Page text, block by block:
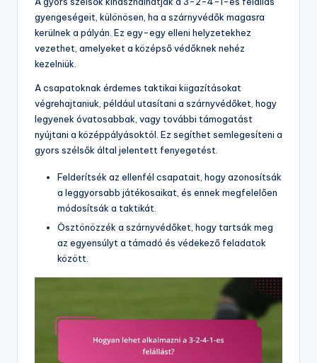
gyengeségeit, különösen, ha a szárnyvédők magasra
kerülnek a pályán. Ez egy-egy elleni helyzetekhez
vezethet, amelyeket a középső védőknek nehéz
kezelniük.
A csapatoknak érdemes taktikai kiigazításokat
végrehajtaniuk, például utasítani a szárnyvédőket, hogy
legyenek óvatosabbak, vagy további támogatást
nyújtani a középpályásoktól. Ez segíthet semlegesíteni a
gyors szélsők által jelentett fenyegetést.
Felderítsék az ellenfél csapatait, hogy azonosítsák
a leggyorsabb játékosaikat, és ennek megfelelően
módosítsák a taktikát.
Ösztönözzék a szárnyvédőket, hogy tartsák meg
az egyensúlyt a támadó és védekező feladatok
között.